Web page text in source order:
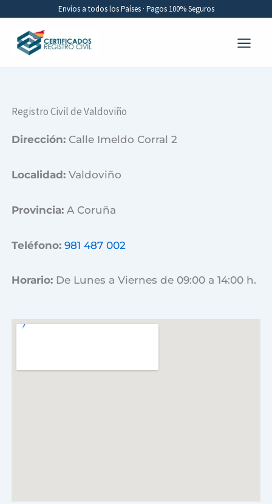
contenido
Envíos a todos los Países · Pagos 100% Seguros
Registro Civil de Valdoviño
Dirección: Calle Imeldo Corral 2
Localidad:Valdoviño
Provincia:A Coruña
Teléfono: 981 487 002
Horario: De Lunes a Viernes de 09:00 a 14:00 h.